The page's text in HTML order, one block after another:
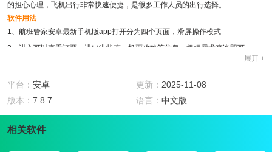
的担心心理，飞机出行非常快速便捷，是很多工作人员的出行选择。
软件用法
1、航班管家安卓最新手机版app打开分为四个页面，滑屏操作模式
2、进入可以查看订票、进出港状态、机票攻略等信息，根据需求查询即可
1、航班管家安卓最新手机版app采用航空公司直销多家代理，用户购买放心
3、微信、微博多种方式分享，简单操作即可告知好友航班信息
展开 +
平台： 安卓 更新： 2025-11-08
版本： 7.8.7 语言： 中文版
相关软件